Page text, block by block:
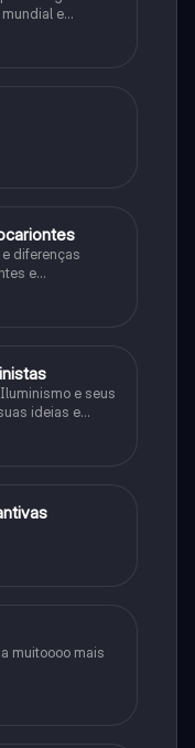
e
fases da
diferenças
e
e seus
ideias e
muitoooo mais